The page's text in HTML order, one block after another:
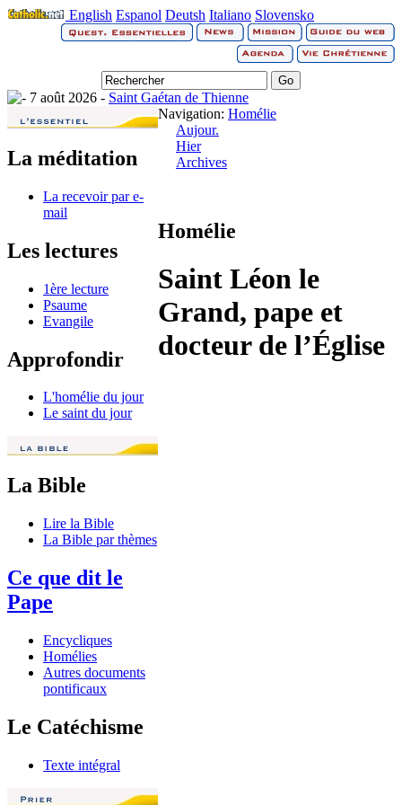
English Espanol Deutsh Italiano Slovensko
7 août 2026 - Saint Gaétan de Thienne
La méditation
La recevoir par e-
mail
Les lectures
1ère lecture
Psaume
Evangile
Approfondir
L'homélie du jour
Le saint du jour
La Bible
Lire la Bible
La Bible par thèmes
Ce que dit le
Pape
Encycliques
Homélies
Autres documents
pontificaux
Le Catéchisme
Texte intégral
Navigation: Homélie
Aujour.
Hier
Archives
Homélie
Saint Léon le
Grand, pape et
docteur de l’Église